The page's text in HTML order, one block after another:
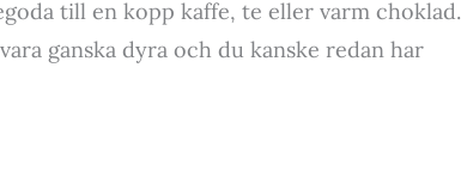
till en kopp kaffe, te eller varm choklad.
ganska dyra och du kanske redan har